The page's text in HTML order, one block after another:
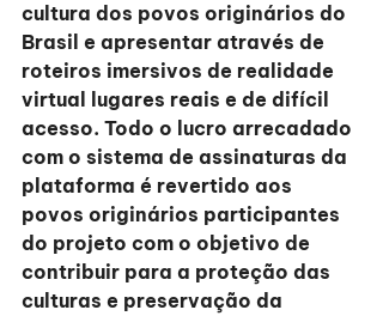
cultura dos povos originários do
Brasil e apresentar através de
roteiros imersivos de realidade
virtual lugares reais e de difícil
acesso. Todo o lucro arrecadado
com o sistema de assinaturas da
plataforma é revertido aos
povos originários participantes
do projeto com o objetivo de
contribuir para a proteção das
culturas e preservação da